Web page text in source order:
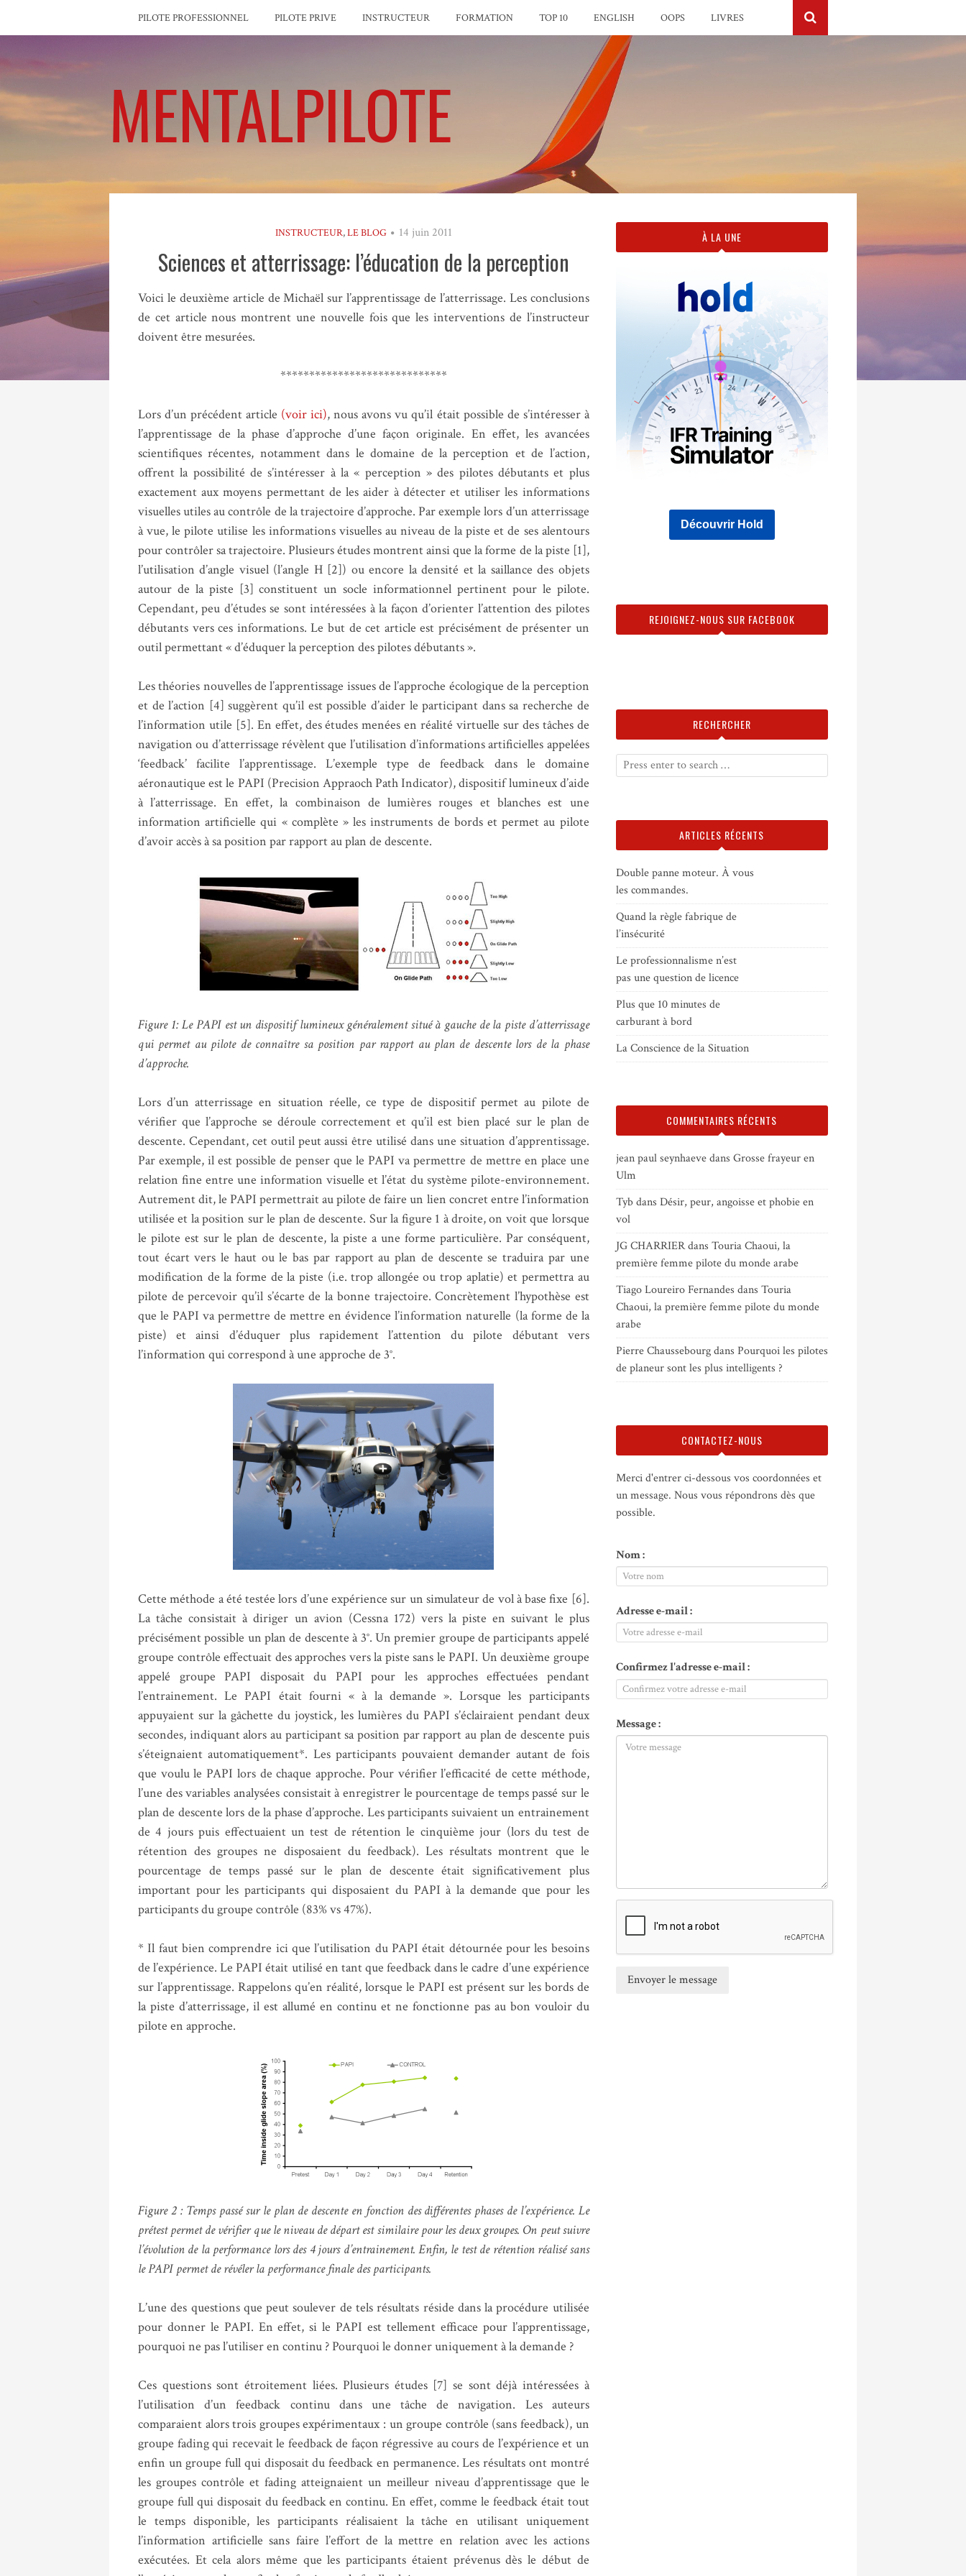
PILOTE PROFESSIONNEL PILOTE PRIVE INSTRUCTEUR FORMATION TOP 10 ENGLISH OOPS LIVRES
MENTALPILOTE
INSTRUCTEUR,LE BLOG 14 juin 2011
Sciences et atterrissage: l’éducation de la perception
Voici le deuxième article de Michaël sur l’apprentissage de l’atterrissage. Les conclusions
de cet article nous montrent une nouvelle fois que les interventions de l’instructeur
doivent être mesurées.
*****************************
Lors d’un précédent article (voir ici), nous avons vu qu’il était possible de s’intéresser à
l’apprentissage de la phase d’approche d’une façon originale. En effet, les avancées
scientifiques récentes, notamment dans le domaine de la perception et de l’action,
offrent la possibilité de s’intéresser à la « perception » des pilotes débutants et plus
exactement aux moyens permettant de les aider à détecter et utiliser les informations
visuelles utiles au contrôle de la trajectoire d’approche. Par exemple lors d’un atterrissage
à vue, le pilote utilise les informations visuelles au niveau de la piste et de ses alentours
pour contrôler sa trajectoire. Plusieurs études montrent ainsi que la forme de la piste [1],
l’utilisation d’angle visuel (l’angle H [2]) ou encore la densité et la saillance des objets
autour de la piste [3] constituent un socle informationnel pertinent pour le pilote.
Cependant, peu d’études se sont intéressées à la façon d’orienter l’attention des pilotes
débutants vers ces informations. Le but de cet article est précisément de présenter un
outil permettant « d’éduquer la perception des pilotes débutants ».
Les théories nouvelles de l’apprentissage issues de l’approche écologique de la perception
et de l’action [4] suggèrent qu’il est possible d’aider le participant dans sa recherche de
l’information utile [5]. En effet, des études menées en réalité virtuelle sur des tâches de
navigation ou d’atterrissage révèlent que l’utilisation d’informations artificielles appelées
‘feedback’ facilite l’apprentissage. L’exemple type de feedback dans le domaine
aéronautique est le PAPI (Precision Appraoch Path Indicator), dispositif lumineux d’aide
à l’atterrissage. En effet, la combinaison de lumières rouges et blanches est une
information artificielle qui « complète » les instruments de bords et permet au pilote
d’avoir accès à sa position par rapport au plan de descente.
Figure 1: Le PAPI est un dispositif lumineux généralement situé à gauche de la piste d’atterrissage
qui permet au pilote de connaître sa position par rapport au plan de descente lors de la phase
d’approche.
Lors d’un atterrissage en situation réelle, ce type de dispositif permet au pilote de
vérifier que l’approche se déroule correctement et qu’il est bien placé sur le plan de
descente. Cependant, cet outil peut aussi être utilisé dans une situation d’apprentissage.
Par exemple, il est possible de penser que le PAPI va permettre de mettre en place une
relation fine entre une information visuelle et l’état du système pilote-environnement.
Autrement dit, le PAPI permettrait au pilote de faire un lien concret entre l’information
utilisée et la position sur le plan de descente. Sur la figure 1 à droite, on voit que lorsque
le pilote est sur le plan de descente, la piste a une forme particulière. Par conséquent,
tout écart vers le haut ou le bas par rapport au plan de descente se traduira par une
modification de la forme de la piste (i.e. trop allongée ou trop aplatie) et permettra au
pilote de percevoir qu’il s’écarte de la bonne trajectoire. Concrètement l’hypothèse est
que le PAPI va permettre de mettre en évidence l’information naturelle (la forme de la
piste) et ainsi d’éduquer plus rapidement l’attention du pilote débutant vers
l’information qui correspond à une approche de 3°.
Cette méthode a été testée lors d’une expérience sur un simulateur de vol à base fixe [6].
La tâche consistait à diriger un avion (Cessna 172) vers la piste en suivant le plus
précisément possible un plan de descente à 3°. Un premier groupe de participants appelé
groupe contrôle effectuait des approches vers la piste sans le PAPI. Un deuxième groupe
appelé groupe PAPI disposait du PAPI pour les approches effectuées pendant
l’entrainement. Le PAPI était fourni « à la demande ». Lorsque les participants
appuyaient sur la gâchette du joystick, les lumières du PAPI s’éclairaient pendant deux
secondes, indiquant alors au participant sa position par rapport au plan de descente puis
s’éteignaient automatiquement*. Les participants pouvaient demander autant de fois
que voulu le PAPI lors de chaque approche. Pour vérifier l’efficacité de cette méthode,
l’une des variables analysées consistait à enregistrer le pourcentage de temps passé sur le
plan de descente lors de la phase d’approche. Les participants suivaient un entrainement
de 4 jours puis effectuaient un test de rétention le cinquième jour (lors du test de
rétention des groupes ne disposaient du feedback). Les résultats montrent que le
pourcentage de temps passé sur le plan de descente était significativement plus
important pour les participants qui disposaient du PAPI à la demande que pour les
participants du groupe contrôle (83% vs 47%).
* Il faut bien comprendre ici que l’utilisation du PAPI était détournée pour les besoins
de l’expérience. Le PAPI était utilisé en tant que feedback dans le cadre d’une expérience
sur l’apprentissage. Rappelons qu’en réalité, lorsque le PAPI est présent sur les bords de
la piste d’atterrissage, il est allumé en continu et ne fonctionne pas au bon vouloir du
pilote en approche.
Figure 2 : Temps passé sur le plan de descente en fonction des différentes phases de l’expérience. Le
prétest permet de vérifier que le niveau de départ est similaire pour les deux groupes. On peut suivre
l’évolution de la performance lors des 4 jours d’entrainement. Enfin, le test de rétention réalisé sans
le PAPI permet de révéler la performance finale des participants.
L’une des questions que peut soulever de tels résultats réside dans la procédure utilisée
pour donner le PAPI. En effet, si le PAPI est tellement efficace pour l’apprentissage,
pourquoi ne pas l’utiliser en continu ? Pourquoi le donner uniquement à la demande ?
Ces questions sont étroitement liées. Plusieurs études [7] se sont déjà intéressées à
l’utilisation d’un feedback continu dans une tâche de navigation. Les auteurs
comparaient alors trois groupes expérimentaux : un groupe contrôle (sans feedback), un
groupe fading qui recevait le feedback de façon régressive au cours de l’expérience et un
enfin un groupe full qui disposait du feedback en permanence. Les résultats ont montré
les groupes contrôle et fading atteignaient un meilleur niveau d’apprentissage que le
groupe full qui disposait du feedback en continu. En effet, comme le feedback était tout
le temps disponible, les participants réalisaient la tâche en utilisant uniquement
l’information artificielle sans faire l’effort de la mettre en relation avec les actions
exécutées. Et cela alors même que les participants étaient prévenus dès le début de
À LA UNE
Découvrir Hold
REJOIGNEZ-NOUS SUR FACEBOOK
RECHERCHER
ARTICLES RÉCENTS
Double panne moteur. À vous
les commandes.
Quand la règle fabrique de
l’insécurité
Le professionnalisme n’est
pas une question de licence
Plus que 10 minutes de
carburant à bord
La Conscience de la Situation
COMMENTAIRES RÉCENTS
jean paul seynhaevedans Grosse frayeur en
Ulm
Tybdans Désir, peur, angoisse et phobie en
vol
JG CHARRIERdans Touria Chaoui, la
première femme pilote du monde arabe
Tiago Loureiro Fernandes dans Touria
Chaoui, la première femme pilote du monde
arabe
Pierre Chaussebourgdans Pourquoi les pilotes
de planeur sont les plus intelligents ?
CONTACTEZ-NOUS
Merci d'entrer ci-dessous vos coordonnées et
un message. Nous vous répondrons dès que
possible.
Nom :
Adresse e-mail :
Confirmez l'adresse e-mail :
Message :